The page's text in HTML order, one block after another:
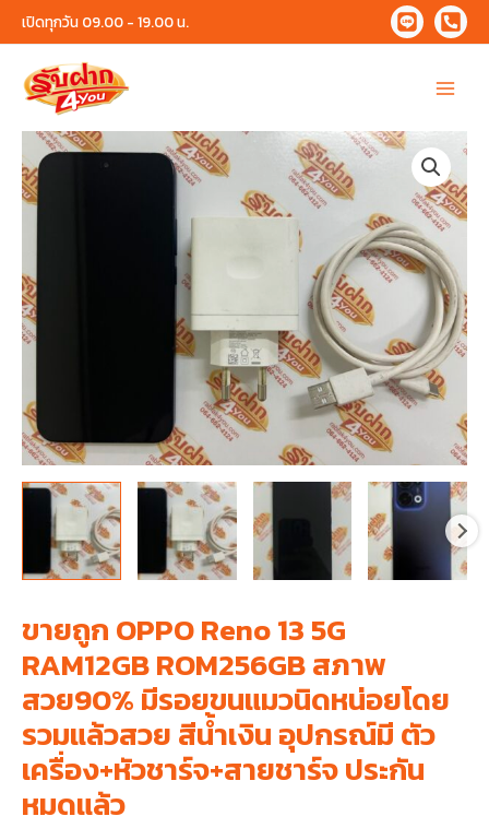
Skip
to
content
เปิดทุกวัน 09.00 - 19.00 น.
Main
Menu
ขายถูก OPPO Reno 13 5G
RAM12GB ROM256GB สภาพ
สวย90% มีรอยขนแมวนิดหน่อยโดย
รวมแล้วสวย สีน้ำเงิน อุปกรณ์มี ตัว
เครื่อง+หัวชาร์จ+สายชาร์จ ประกัน
หมดแล้ว